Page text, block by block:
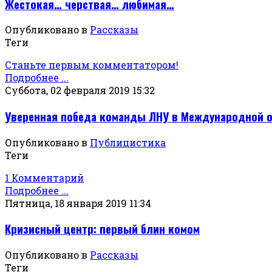
Жестокая… черствая… любимая…
Опубликовано в Рассказы
Теги
Станьте первым комментатором!
Подробнее ...
Суббота, 02 февраля 2019 15:32
Уверенная победа команды ЛНУ в Международной
Опубликовано в Публицистика
Теги
1 Комментарий
Подробнее ...
Пятница, 18 января 2019 11:34
Кризисный центр: первый блин комом
Опубликовано в Рассказы
Теги